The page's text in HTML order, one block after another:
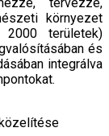
környezet
területek)
és
integrálva